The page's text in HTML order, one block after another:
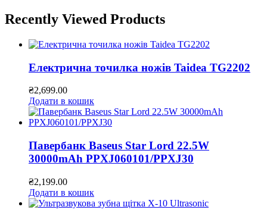
Recently Viewed Products
Електрична точилка ножів Taidea TG2202
₴2,699.00
Додати в кошик
Павербанк Baseus Star Lord 22.5W
30000mAh PPXJ060101/PPXJ30
₴2,199.00
Додати в кошик